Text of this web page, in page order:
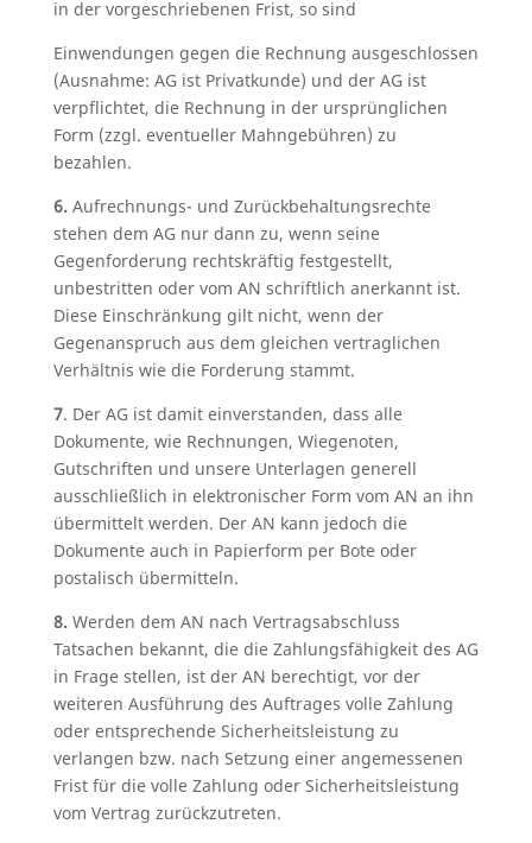
in der vorgeschriebenen Frist, so sind
Einwendungen gegen die Rechnung ausgeschlossen
(Ausnahme: AG ist Privatkunde) und der AG ist
verpflichtet, die Rechnung in der ursprünglichen
Form (zzgl. eventueller Mahngebühren) zu
bezahlen.
6.Aufrechnungs- und Zurückbehaltungsrechte
stehen dem AG nur dann zu, wenn seine
Gegenforderung rechtskräftig festgestellt,
unbestritten oder vom AN schriftlich anerkannt ist.
Diese Einschränkung gilt nicht, wenn der
Gegenanspruch aus dem gleichen vertraglichen
Verhältnis wie die Forderung stammt.
7. Der AG ist damit einverstanden, dass alle
Dokumente, wie Rechnungen, Wiegenoten,
Gutschriften und unsere Unterlagen generell
ausschließlich in elektronischer Form vom AN an ihn
übermittelt werden. Der AN kann jedoch die
Dokumente auch in Papierform per Bote oder
postalisch übermitteln.
8.Werden dem AN nach Vertragsabschluss
Tatsachen bekannt, die die Zahlungsfähigkeit des AG
in Frage stellen, ist der AN berechtigt, vor der
weiteren Ausführung des Auftrages volle Zahlung
oder entsprechende Sicherheitsleistung zu
verlangen bzw. nach Setzung einer angemessenen
Frist für die volle Zahlung oder Sicherheitsleistung
vom Vertrag zurückzutreten.